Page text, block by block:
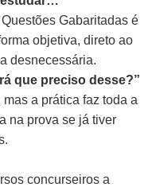
Gabaritadas é
objetiva, direto ao
desnecessária.
que preciso desse?”
a prática faz toda a
na prova se já tiver
concurseiros a